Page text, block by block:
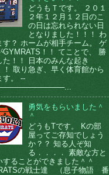
どうもＴです。 ２０１
２年１２月１２日のこ
の日は忘れられない日
となりました！！！ わ
す？ ホームが相手チーム。 ゲ
GYMRATS！！ てことで、 勝
た！！ 日本のみんな起き
！ 取り急ぎ、早く体育館から
す。 --
勇気をもらいました＾
＾
どうもTです。 Kの部
屋ってご存知でしょう
か？？ 知る人ぞ知
る．．．． 素敵な方と
することができました＾＾
の戦士達 （息子物語 番